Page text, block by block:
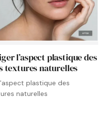
l’aspect plastique des
textures naturelles
plastique des
naturelles